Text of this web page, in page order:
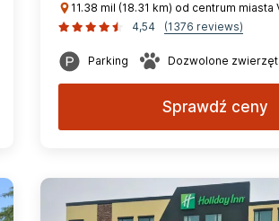
11.38 mil (18.31 km) od centrum miasta
4,54
(1376 reviews)
Parking Dozwolone
Sprawdź ceny